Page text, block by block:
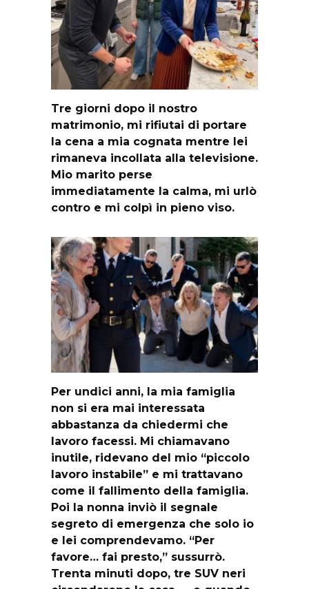
Tre giorni dopo il nostro
matrimonio, mi rifiutai di portare
la cena a mia cognata mentre lei
rimaneva incollata alla televisione.
Mio marito perse
immediatamente la calma, mi urlò
contro e mi colpì in pieno viso.
Per undici anni, la mia famiglia
non si era mai interessata
abbastanza da chiedermi che
lavoro facessi. Mi chiamavano
inutile, ridevano del mio “piccolo
lavoro instabile” e mi trattavano
come il fallimento della famiglia.
Poi la nonna inviò il segnale
segreto di emergenza che solo io
e lei comprendevamo. “Per
favore… fai presto,” sussurrò.
Trenta minuti dopo, tre SUV neri